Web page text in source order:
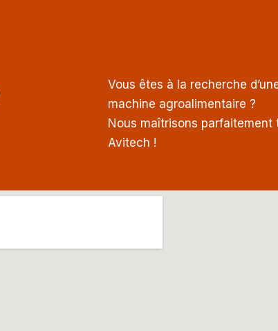
Vous êtes à la recherche
machine agroalimentaire ?
Nous maîtrisons
Avitech !